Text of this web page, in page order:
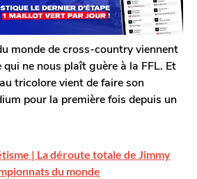
monde de cross-country viennent
ne nous plaît guère à la FFL. Et
tricolore vient de faire son
pour la première fois depuis un
| La déroute totale de Jimmy
du monde